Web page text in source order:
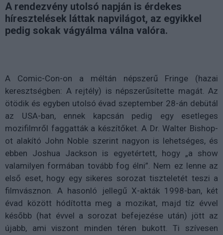
A rendezvény utolsó napján is érdekes
híresztelések láttak napvilágot, az egyikkel
pedig sokak vágyálma válna valóra.
A Comic-Con-on a méltán népszerű Fringe (hazai
keresztségben: A rejtély) is népszerűsítette magát. Az
ötödik és egyben utolsó évad szeptember 28-án debütál
az USA-ban, ennek kapcsán pedig egy esetleges
mozifilmről faggatták a készítőket. A Dr. Walter Bishop-
ot alakító John Noble szerint nagyon is lehetséges, és
ebben Joshua Jackson is egyetértett, hogy „a show
valamilyen formában tovább fog élni”. Nem ez lenne az
első eset, hogy egy sikeres sorozat tiszteletét teszi a
filmvásznon. A hasonló jellegű X-akták 1998-ban, két
évad között hódította meg a mozikat, majd tíz évvel
később (hat évvel a sorozat befejezése után) jött az
újabb, ami viszont minden téren bukott. Ti szívesen